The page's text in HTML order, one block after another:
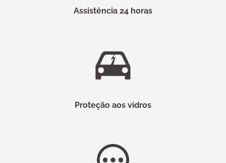
Assistência 24 horas
Proteção aos vidros